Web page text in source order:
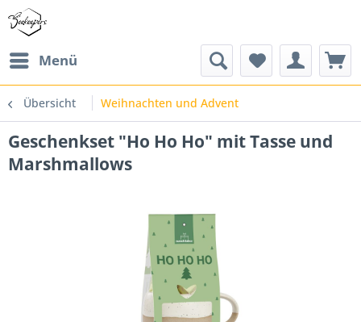
Menü
Übersicht Weihnachten und Advent
Geschenkset "Ho Ho Ho" mit Tasse und
Marshmallows